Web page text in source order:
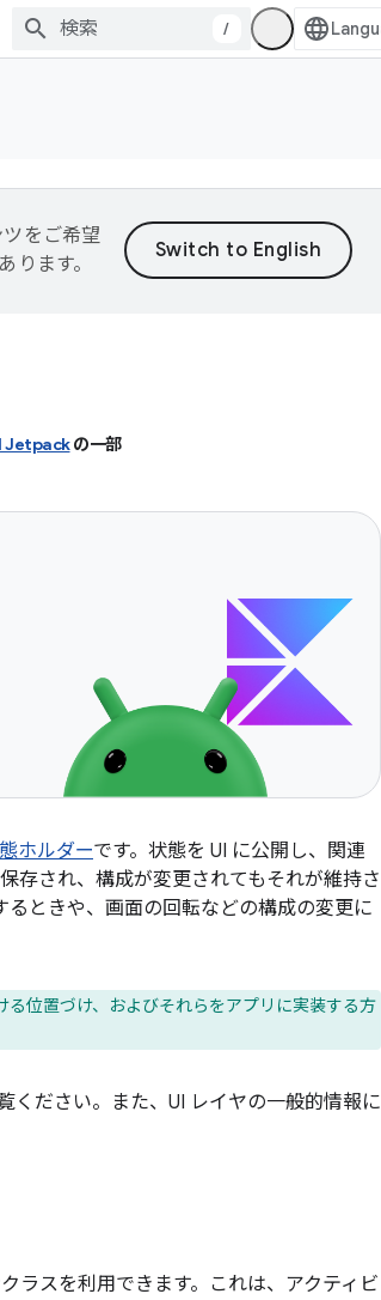
/
をご希望
ます。
Jetpackの一部
ホルダーです。状態を UI に公開し、関連
存され、構成が変更されてもそれが維持さ
ときや、画面の回転などの構成の変更に
る位置づけ、およびそれらをアプリに実装する方
ください。また、UI レイヤの一般的情報に
ラスを利用できます。これは、アクティビ